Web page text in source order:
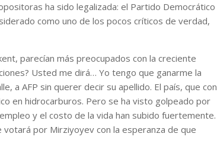
ha sido legalizada: el Partido Democrático
como uno de los pocos críticos de verdad,
parecían más preocupados con la creciente
Usted me dirá… Yo tengo que ganarme la
a AFP sin querer decir su apellido. El país, que con
en hidrocarburos. Pero se ha visto golpeado por
y el costo de la vida han subido fuertemente.
por Mirziyoyev con la esperanza de que